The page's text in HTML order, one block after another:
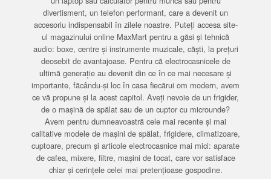
divertisment, un telefon performant, care a devenit un
accesoriu indispensabil în zilele noastre. Puteți accesa site-
ul magazinului online MaxMart pentru a găsi și tehnică
audio: boxe, centre și instrumente muzicale, căști, la prețuri
deosebit de avantajoase. Pentru că electrocasnicele de
ultimă generație au devenit din ce în ce mai necesare și
importante, făcându-și loc în casa fiecărui om modern, avem
ce vă propune și la acest capitol. Aveți nevoie de un frigider,
de o mașină de spălat sau de un cuptor cu microunde?
Avem pentru dumneavoastră cele mai recente și mai
calitative modele de mașini de spălat, frigidere, climatizoare,
cuptoare, precum și articole electrocasnice mai mici: aparate
de cafea, mixere, filtre, mașini de tocat, care vor satisface
chiar și cerințele celei mai pretențioase gospodine.